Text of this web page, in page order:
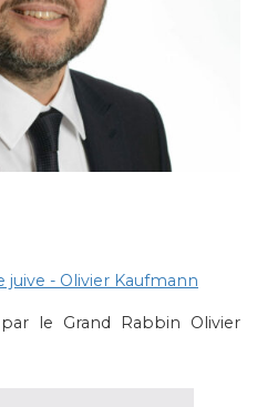
juive - Olivier Kaufmann
le Grand Rabbin Olivier